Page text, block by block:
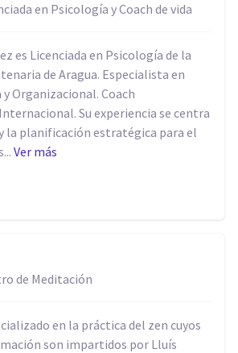
en Psicología y Coach de vida
es Licenciada en Psicología de la
de Aragua. Especialista en
Organizacional. Coach
Su experiencia se centra
la planificación estratégica para el
Ver más
de Meditación
en la práctica del zen cuyos
son impartidos por Lluís